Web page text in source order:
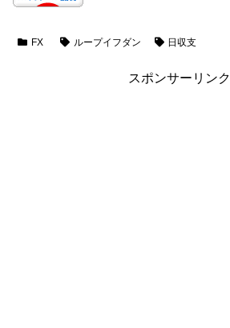
FX ループイフダン 日収支
スポンサーリンク